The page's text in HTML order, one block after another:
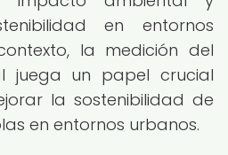
en entornos
la medición del
juega un papel crucial
la sostenibilidad de
en entornos urbanos.